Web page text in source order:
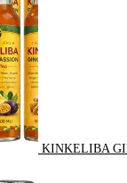
KINKELIBA